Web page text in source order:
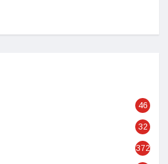
46
32
372